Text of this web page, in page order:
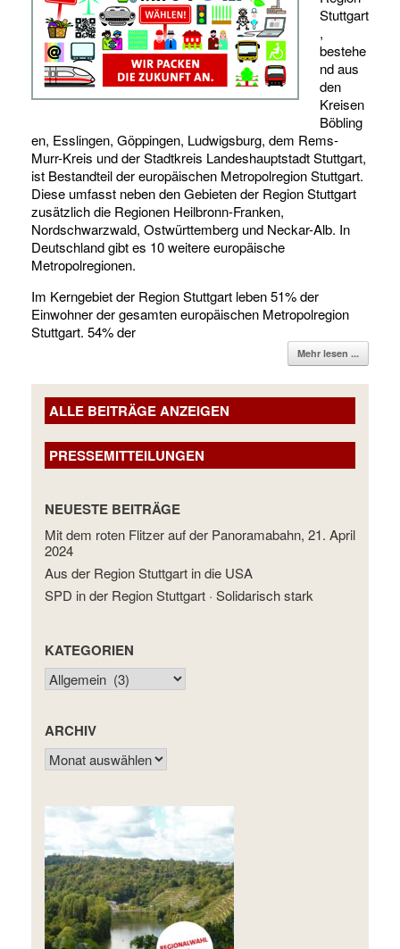
Stuttgart
,
bestehe
nd aus
den
Kreisen
Böbling
en, Esslingen, Göppingen, Ludwigsburg, dem Rems-
Murr-Kreis und der Stadtkreis Landeshauptstadt Stuttgart,
ist Bestandteil der europäischen Metropolregion Stuttgart.
Diese umfasst neben den Gebieten der Region Stuttgart
zusätzlich die Regionen Heilbronn-Franken,
Nordschwarzwald, Ostwürttemberg und Neckar-Alb. In
Deutschland gibt es 10 weitere europäische
Metropolregionen.
Im Kerngebiet der Region Stuttgart leben 51% der
Einwohner der gesamten europäischen Metropolregion
Stuttgart. 54% der
Mehr lesen ...
ALLE BEITRÄGE ANZEIGEN
PRESSEMITTEILUNGEN
NEUESTE BEITRÄGE
Mit dem roten Flitzer auf der Panoramabahn, 21. April
2024
Aus der Region Stuttgart in die USA
SPD in der Region Stuttgart · Solidarisch stark
KATEGORIEN
KATEGORIEN
ARCHIV
ARCHIV